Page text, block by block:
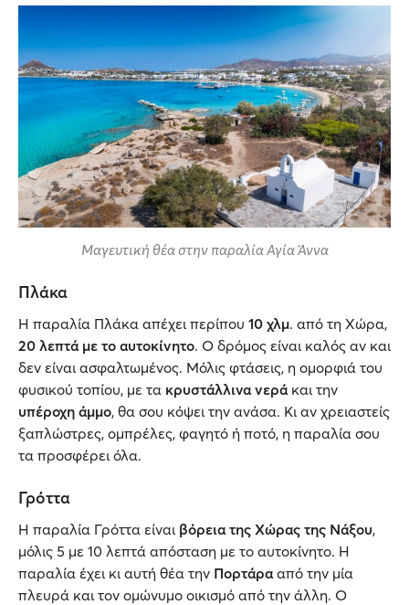
Μαγευτική θέα στην παραλία Αγία Άννα
Πλάκα
Η παραλία Πλάκα απέχει περίπου 10 χλμ. από τη Χώρα,
20 λεπτά με το αυτοκίνητο. Ο δρόμος είναι καλός αν και
δεν είναι ασφαλτωμένος. Μόλις φτάσεις, η ομορφιά του
φυσικού τοπίου, με τα κρυστάλλινα νεράκαι την
υπέροχη άμμο, θα σου κόψει την ανάσα. Κι αν χρειαστείς
ξαπλώστρες, ομπρέλες, φαγητό ή ποτό, η παραλία σου
τα προσφέρει όλα.
Γρόττα
Η παραλία Γρόττα είναι βόρεια της Χώρας της Νάξου,
μόλις 5 με 10 λεπτά απόσταση με το αυτοκίνητο. Η
παραλία έχει κι αυτή θέα την Πορτάρααπό την μία
πλευρά και τον ομώνυμο οικισμό από την άλλη. Ο